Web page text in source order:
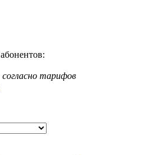
тарифов